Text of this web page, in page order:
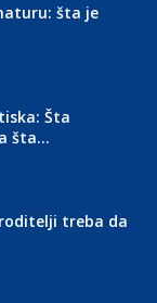
šta je
Šta
šta...
treba da